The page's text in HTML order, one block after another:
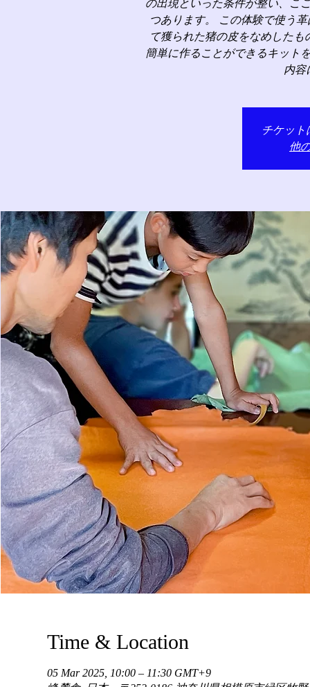
の出現といった条件が整い、こ
つあります。 この体験で使う
て獲られた猪の皮をなめした
簡単に作ることができるキット
内容
チケット
他
Time & Location
05 Mar 2025, 10:00 – 11:30 GMT+9